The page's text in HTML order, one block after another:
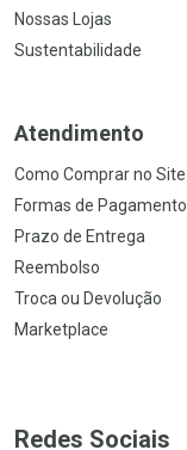
Nossas Lojas
Sustentabilidade
Atendimento
Como Comprar no Site
Formas de Pagamento
Prazo de Entrega
Reembolso
Troca ou Devolução
Marketplace
Redes Sociais